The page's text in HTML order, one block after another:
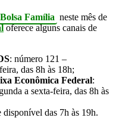
Bolsa Família neste mês de
oferece alguns canais de
: número 121 –
das 8h às 18h;
Econômica Federal:
a sexta-feira, das 8h às
disponível das 7h às 19h.